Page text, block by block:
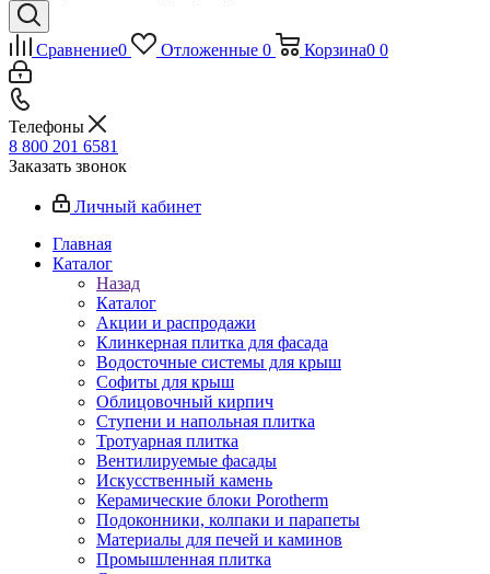
Сравнение0 Отложенные 0 Корзина0 0
Телефоны
8 800 201 6581
Заказать звонок
Личный кабинет
Главная
Каталог
Назад
Каталог
Акции и распродажи
Клинкерная плитка для фасада
Водосточные системы для крыш
Софиты для крыш
Облицовочный кирпич
Ступени и напольная плитка
Тротуарная плитка
Вентилируемые фасады
Искусственный камень
Керамические блоки Porotherm
Подоконники, колпаки и парапеты
Материалы для печей и каминов
Промышленная плитка